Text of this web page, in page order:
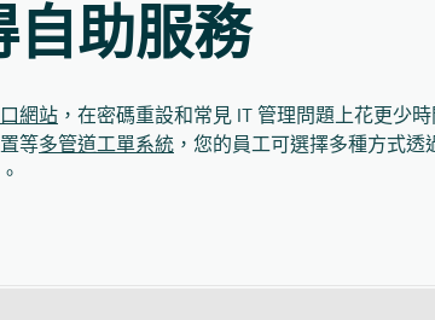
自助服務
網站 ，在密碼重設和常見 IT 管理問題上花更少
等多管道工單系統 ，您的員工可選擇多種方式